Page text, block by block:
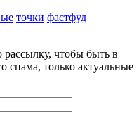
точки фастфуд
чтобы быть в
спама, только актуальные